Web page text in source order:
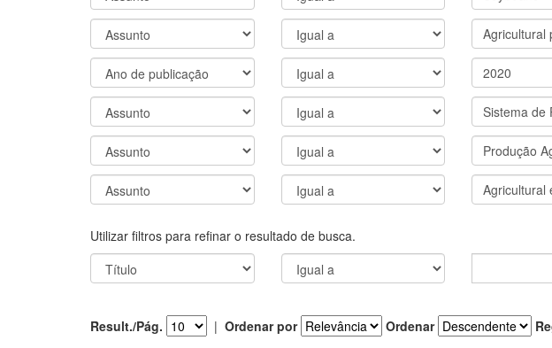
Utilizar filtros para refinar o resultado de busca.
Result./Pág. | Ordenar por Ordenar